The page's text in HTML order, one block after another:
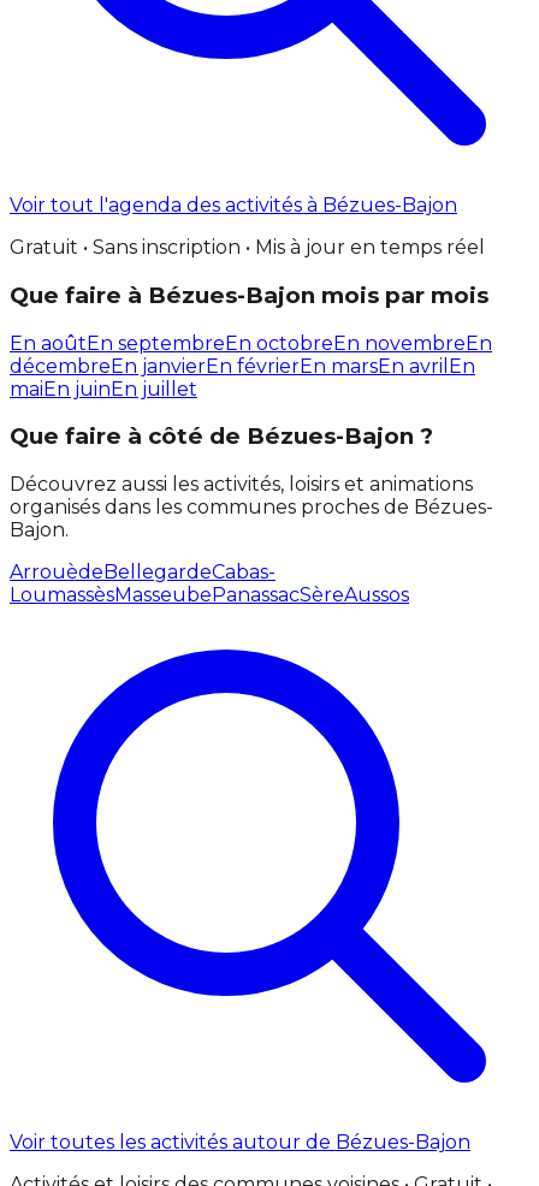
Voir tout l'agenda des activités à Bézues-Bajon
Gratuit • Sans inscription • Mis à jour en temps réel
Que faire à Bézues-Bajon mois par mois
En aoûtEn septembreEn octobreEn novembreEn
décembreEn janvierEn févrierEn marsEn avril En
maiEn juinEn juillet
Que faire à côté de Bézues-Bajon ?
Découvrez aussi les activités, loisirs et animations
organisés dans les communes proches de Bézues-
Bajon.
ArrouèdeBellegardeCabas-
LoumassèsMasseubePanassacSèreAussos
Voir toutes les activités autour de Bézues-Bajon